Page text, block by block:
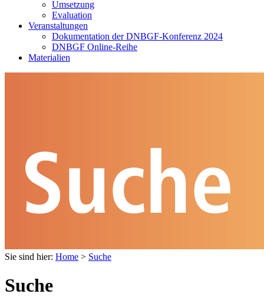
Umsetzung
Evaluation
Veranstaltungen
Dokumentation der DNBGF-Konferenz 2024
DNBGF Online-Reihe
Materialien
Sie sind hier: Home > Suche
Suche